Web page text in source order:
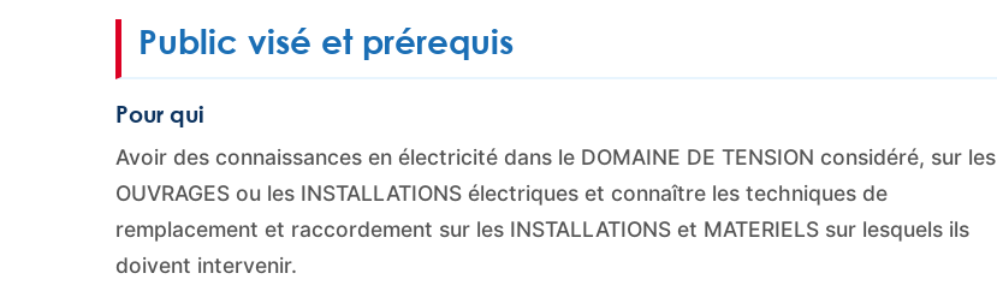
Public visé et prérequis
Pour qui
Avoir des connaissances en électricité dans le DOMAINE DE TENSION considéré, sur les
OUVRAGES ou les INSTALLATIONS électriques et connaître les techniques de
remplacement et raccordement sur les INSTALLATIONS et MATERIELS sur lesquels ils
doivent intervenir.